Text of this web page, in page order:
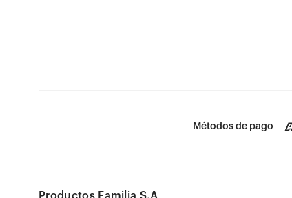
Métodos de pago